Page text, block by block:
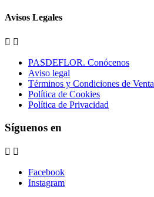
Avisos Legales
 
PASDEFLOR. Conócenos
Aviso legal
Términos y Condiciones de Venta
Política de Cookies
Política de Privacidad
Síguenos en
 
Facebook
Instagram